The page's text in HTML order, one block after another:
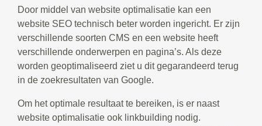
Door middel van website optimalisatie kan een
website SEO technisch beter worden ingericht. Er zijn
verschillende soorten CMS en een website heeft
verschillende onderwerpen en pagina’s. Als deze
worden geoptimaliseerd ziet u dit gegarandeerd terug
in de zoekresultaten van Google.
Om het optimale resultaat te bereiken, is er naast
website optimalisatie ook linkbuilding nodig.